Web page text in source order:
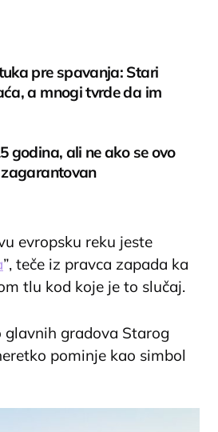
pre spavanja: Stari
a mnogi tvrde da im
godina, ali ne ako se ovo
evropsku reku jeste
”, teče iz pravca zapada ka
tlu kod koje je to slučaj.
gradova Starog
pominje kao simbol
Priština